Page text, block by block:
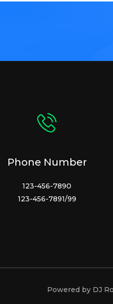
Phone Number
123-456-7890
123-456-7891/99
Powered by DJ